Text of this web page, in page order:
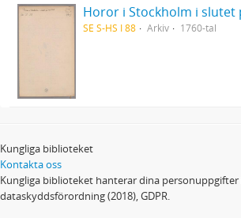
Horor i Stockholm i slutet
SE S-HS I 88 Arkiv 1760-tal
Kungliga biblioteket
Kontakta oss
Kungliga biblioteket hanterar dina personuppgifter
dataskyddsförordning (2018), GDPR.